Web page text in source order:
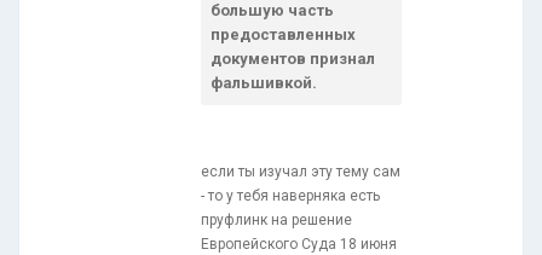
большую часть
предоставленных
документов признал
фальшивкой.
если ты изучал эту тему сам
- то у тебя наверняка есть
пруфлинк на решение
Европейского Суда 18 июня